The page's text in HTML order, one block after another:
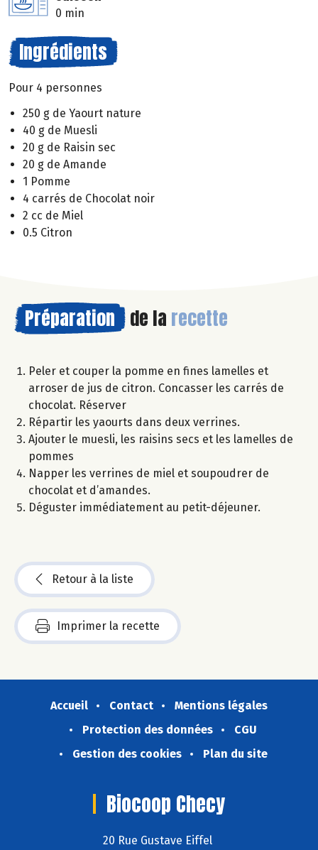
0 min
Ingrédients
Pour 4 personnes
250 g de Yaourt nature
40 g de Muesli
20 g de Raisin sec
20 g de Amande
1 Pomme
4 carrés de Chocolat noir
2 cc de Miel
0.5 Citron
Préparation de la recette
Peler et couper la pomme en fines lamelles et
arroser de jus de citron. Concasser les carrés de
chocolat. Réserver
Répartir les yaourts dans deux verrines.
Ajouter le muesli, les raisins secs et les lamelles de
pommes
Napper les verrines de miel et soupoudrer de
chocolat et d’amandes.
Déguster immédiatement au petit-déjeuner.
Retour à la liste
Imprimer la recette
Accueil Contact
Mentions légales
Protection des données
CGU
Gestion des cookies
Plan du site
Biocoop Checy
20 Rue Gustave Eiffel